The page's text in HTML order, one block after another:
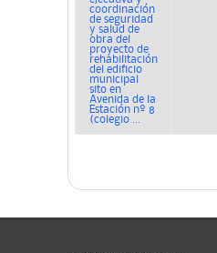
coordinación
de seguridad
y salud de
obra del
proyecto de
rehabilitación
del edificio
municipal
sito en
Avenida de la
Estación nº 8
(colegio ...